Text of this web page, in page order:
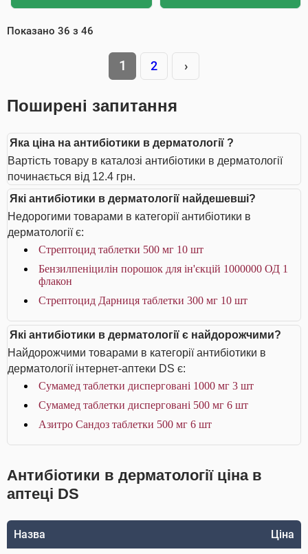
Показано 36 з 46
1 2 ›
Поширені запитання
Яка ціна на антибіотики в дерматології ?
Вартість товару в каталозі антибіотики в дерматології
починається від 12.4 грн.
Які антибіотики в дерматології найдешевші?
Недорогими товарами в категорії антибіотики в
дерматології є:
Стрептоцид таблетки 500 мг 10 шт
Бензилпеніцилін порошок для ін'єкцій 1000000 ОД 1
флакон
Стрептоцид Дарниця таблетки 300 мг 10 шт
Які антибіотики в дерматології є найдорожчими?
Найдорожчими товарами в категорії антибіотики в
дерматології інтернет-аптеки DS є:
Сумамед таблетки дисперговані 1000 мг 3 шт
Сумамед таблетки дисперговані 500 мг 6 шт
Азитро Сандоз таблетки 500 мг 6 шт
Антибіотики в дерматології ціна в
аптеці DS
Назва Ціна